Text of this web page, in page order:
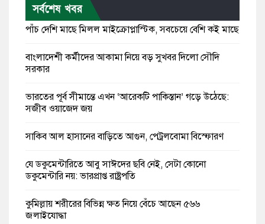
সর্বশেষ খবর
পাঁচ দেশি মাছে মিলল মাইক্রোপ্লাস্টিক, সবচেয়ে বেশি কই মাছে
বাংলাদেশী কর্মীদের আকামা নিয়ে বড় সুখবর দিলো সৌদি
সরকার
ভারতের পূর্ব সীমান্তে এখন ‘আরেকটি পাকিস্তান’ গড়ে উঠেছে:
সজীব ওয়াজেদ জয়
সাকিব আল হাসানের বাড়িতে আগুন, পেট্রলবোমা বিস্ফোরণ
যে ডকুমেন্টারিতে আবু সাঈদের ছবি নেই, সেটা কোনো
ডকুমেন্টারি নয়: ভারপ্রাপ্ত রাষ্ট্রপতি
কুমিল্লায় শরীরের বিভিন্ন ক্ষত নিয়ে বেঁচে আছেন ৫৬৬
জুলাইযোদ্ধা